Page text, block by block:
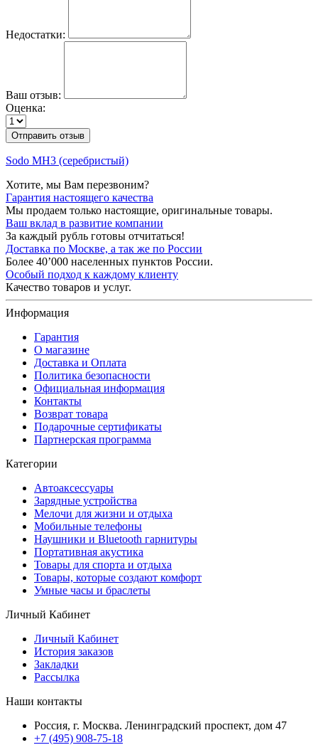
Недостатки:
Ваш отзыв:
Оценка:
Отправить отзыв
Sodo MH3 (серебристый)
Хотите, мы Вам перезвоним?
Гарантия настоящего качества
Мы продаем только настоящие, оригинальные товары.
Ваш вклад в развитие компании
За каждый рубль готовы отчитаться!
Доставка по Москве, а так же по России
Более 40’000 населенных пунктов России.
Особый подход к каждому клиенту
Качество товаров и услуг.
Информация
Гарантия
О магазине
Доставка и Оплата
Политика безопасности
Официальная информация
Контакты
Возврат товара
Подарочные сертификаты
Партнерская программа
Категории
Автоаксессуары
Зарядные устройства
Мелочи для жизни и отдыха
Мобильные телефоны
Наушники и Bluetooth гарнитуры
Портативная акустика
Товары для спорта и отдыха
Товары, которые создают комфорт
Умные часы и браслеты
Личный Кабинет
Личный Кабинет
История заказов
Закладки
Рассылка
Наши контакты
Россия, г. Москва. Ленинградский проспект, дом 47
+7 (495) 908-75-18